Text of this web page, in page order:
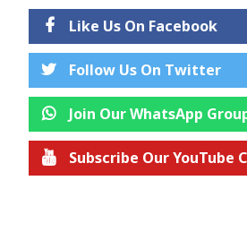
Like Us On Facebook
Follow Us On Twitter
Join Our WhatsApp
Subscribe Our YouTube